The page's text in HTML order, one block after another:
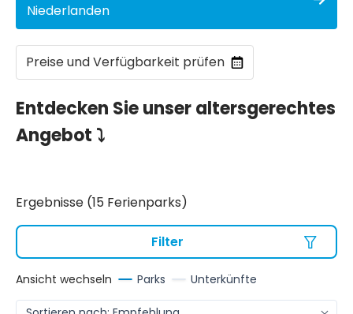
Niederlanden
Preise und Verfügbarkeit prüfen
Entdecken Sie unser altersgerechtes
Angebot ⤵
Ergebnisse (15 Ferienparks)
Filter
Ansicht wechseln Parks Unterkünfte